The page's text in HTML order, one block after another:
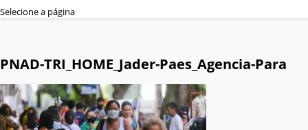
Selecione a página
PNAD-TRI_HOME_Jader-Paes_Agencia-Para